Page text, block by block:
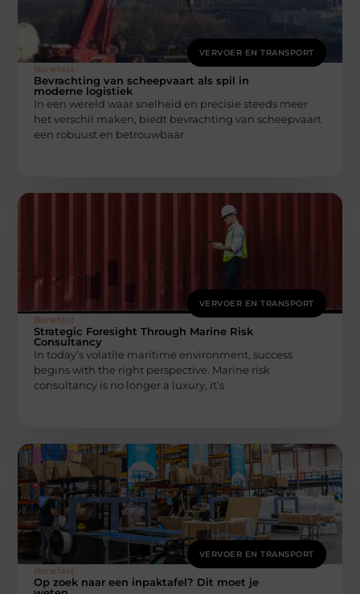
VERVOER EN TRANSPORT
Bonefast
Bevrachting van scheepvaart als spil in
moderne logistiek
In een wereld waar snelheid en precisie steeds meer
het verschil maken, biedt bevrachting van scheepvaart
een robuust en betrouwbaar
VERVOER EN TRANSPORT
Bonefast
Strategic Foresight Through Marine Risk
Consultancy
In today’s volatile maritime environment, success
begins with the right perspective. Marine risk
consultancy is no longer a luxury, it’s
VERVOER EN TRANSPORT
Bonefast
Op zoek naar een inpaktafel? Dit moet je